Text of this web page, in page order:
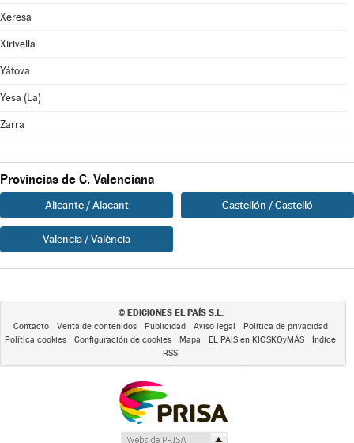
Xeresa
Xirivella
Yátova
Yesa (La)
Zarra
Provincias de C. Valenciana
Alicante / Alacant Castellón / Castelló
Valencia / València
© EDICIONES EL PAÍS S.L.
Contacto Venta de contenidos Publicidad Aviso legal
Política de privacidad
Política cookies
Configuración de cookies Mapa EL PAÍS en KIOSKOyMÁS
Índice
RSS